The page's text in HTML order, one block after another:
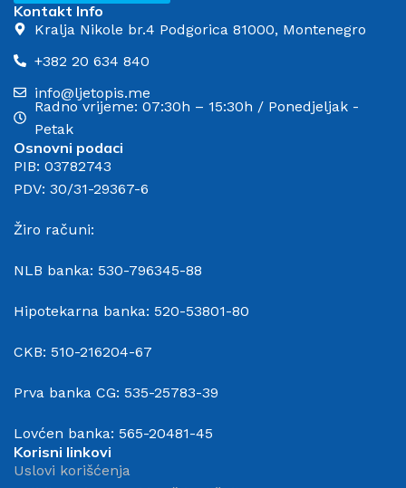
Kontakt Info
Kralja Nikole br.4 Podgorica 81000, Montenegro
+382 20 634 840
info@ljetopis.me
Radno vrijeme: 07:30h – 15:30h / Ponedjeljak -
Petak
Osnovni podaci
PIB: 03782743
PDV: 30/31-29367-6
Žiro računi:
NLB banka: 530-796345-88
Hipotekarna banka: 520-53801-80
CKB: 510-216204-67
Prva banka CG: 535-25783-39
Lovćen banka: 565-20481-45
Korisni linkovi
Uslovi korišćenja